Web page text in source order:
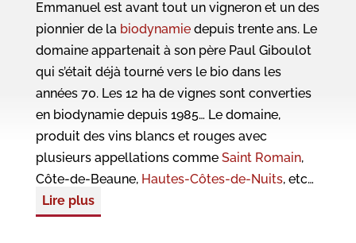
Emmanuel est avant tout un vigneron et un des
pionnier de la biodynamiedepuis trente ans. Le
domaine appartenait à son père Paul Giboulot
qui s’était déjà tourné vers le bio dans les
années 70. Les 12 ha de vignes sont converties
en biodynamie depuis 1985… Le domaine,
produit des vins blancs et rouges avec
plusieurs appellations comme Saint Romain,
Côte-de-Beaune, Hautes-Côtes-de-Nuits, etc…
Lire plus